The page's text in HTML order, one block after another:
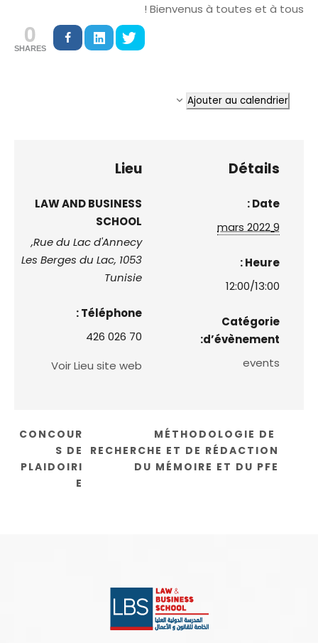
Bienvenus à toutes et à tous !
0
SHARES
Ajouter au calendrier
Détails
Date :
9 mars 2022
Heure :
12:00/13:00
Catégorie
d’évènement:
events
Lieu
LAW AND BUSINESS
SCHOOL
Rue du Lac d'Annecy,
Les Berges du Lac, 1053
Tunisie
Téléphone :
70 026 426
Voir Lieu site web
MÉTHODOLOGIE DE
RECHERCHE ET DE RÉDACTION
DU MÉMOIRE ET DU PFE
CONCOUR
S DE
PLAIDOIRI
E